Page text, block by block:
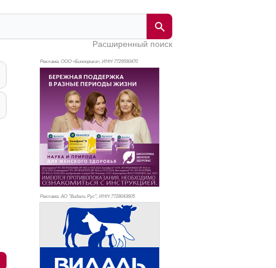
Расширенный поиск
Реклама. ООО «Бионорика», ИНН 7729590470
Реклама. АО "Видаль Рус", ИНН 7728043605